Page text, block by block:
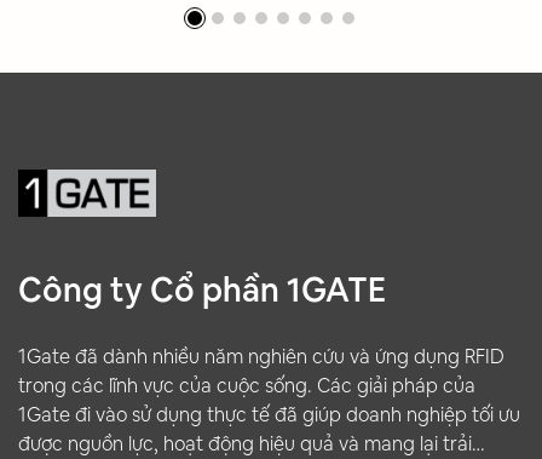
Công ty Cổ phần 1GATE
1Gate đã dành nhiều năm nghiên cứu và ứng dụng RFID
trong các lĩnh vực của cuộc sống. Các giải pháp của
1Gate đi vào sử dụng thực tế đã giúp doanh nghiệp tối ưu
được nguồn lực, hoạt động hiệu quả và mang lại trải